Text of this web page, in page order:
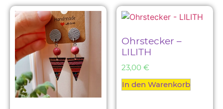
Ohrstecker –
LILITH
23,00 €
In den Warenkorb